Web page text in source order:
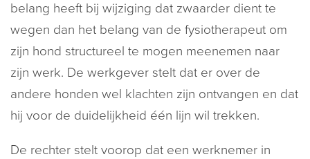
belang heeft bij wijziging dat zwaarder dient te
wegen dan het belang van de fysiotherapeut om
zijn hond structureel te mogen meenemen naar
zijn werk. De werkgever stelt dat er over de
andere honden wel klachten zijn ontvangen en dat
hij voor de duidelijkheid één lijn wil trekken.
De rechter stelt voorop dat een werknemer in